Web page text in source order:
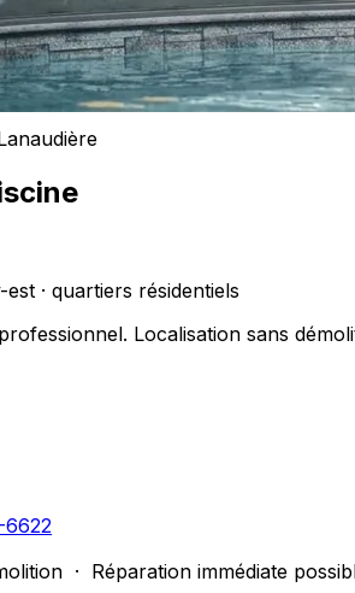
· quartiers résidentiels
Localisation sans
· Réparation immédiate